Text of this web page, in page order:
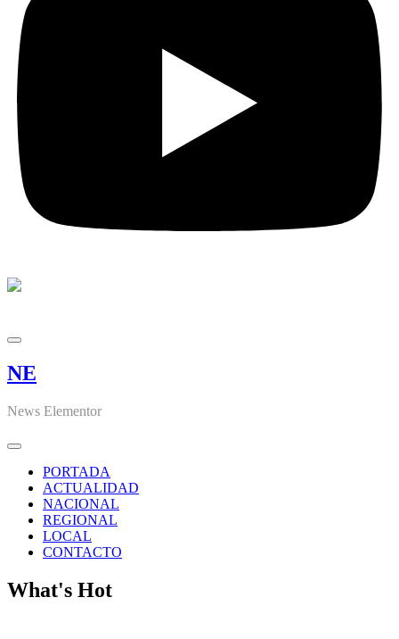
NE
News Elementor
PORTADA
ACTUALIDAD
NACIONAL
REGIONAL
LOCAL
CONTACTO
What's Hot